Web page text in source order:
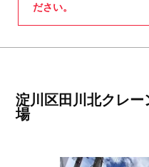
ださい。
淀川区田川北クレー
場